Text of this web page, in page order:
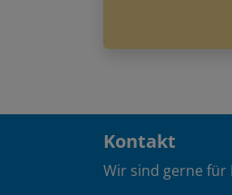
Kontakt
Wir sind gerne für